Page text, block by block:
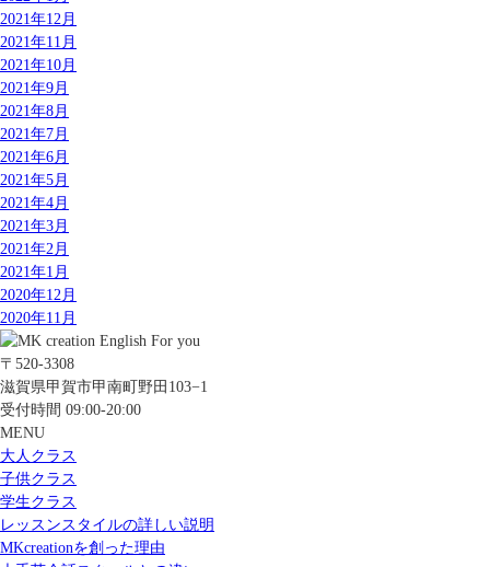
2021年12月
2021年11月
2021年10月
2021年9月
2021年8月
2021年7月
2021年6月
2021年5月
2021年4月
2021年3月
2021年2月
2021年1月
2020年12月
2020年11月
〒520-3308
滋賀県甲賀市甲南町野田103−1
受付時間 09:00-20:00
MENU
大人クラス
子供クラス
学生クラス
レッスンスタイルの詳しい説明
MKcreationを創った理由